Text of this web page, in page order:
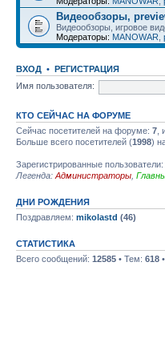
Видеообзоры,
Видеообзоры, игровое
Модераторы: MANOWAR
ВХОД • РЕГИСТРАЦИЯ
Имя пользователя:
КТО СЕЙЧАС НА ФОРУМЕ
Сейчас посетителей на форуме: 7
Больше всего посетителей (1998)
Зарегистрированные
Легенда: Администраторы
ДНИ РОЖДЕНИЯ
Поздравляем: mikolastd (46)
СТАТИСТИКА
Всего сообщений: 12585 • Тем: 618